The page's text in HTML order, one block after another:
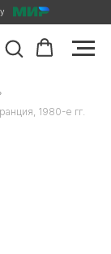
1980-е гг.